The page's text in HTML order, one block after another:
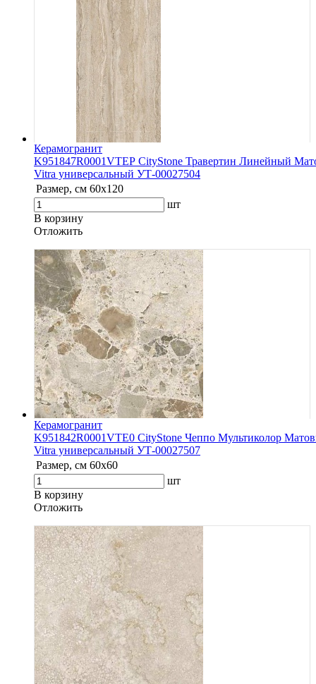
Керамогранит
K951847R0001VTEP CityStone Травертин Линейный
Vitra универсальный УТ-00027504
Размер, см 60х120
шт
В корзину
Oтложить
Керамогранит
K951842R0001VTE0 CityStone Чеппо Мультиколор
Vitra универсальный УТ-00027507
Размер, см 60x60
шт
В корзину
Oтложить